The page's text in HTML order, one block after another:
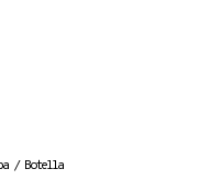
/ Botella